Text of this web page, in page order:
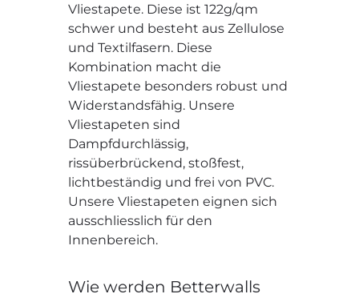
Vliestapete. Diese ist 122g/qm
schwer und besteht aus Zellulose
und Textilfasern. Diese
Kombination macht die
Vliestapete besonders robust und
Widerstandsfähig. Unsere
Vliestapeten sind
Dampfdurchlässig,
rissüberbrückend, stoßfest,
lichtbeständig und frei von PVC.
Unsere Vliestapeten eignen sich
ausschliesslich für den
Innenbereich.
Wie werden Betterwalls